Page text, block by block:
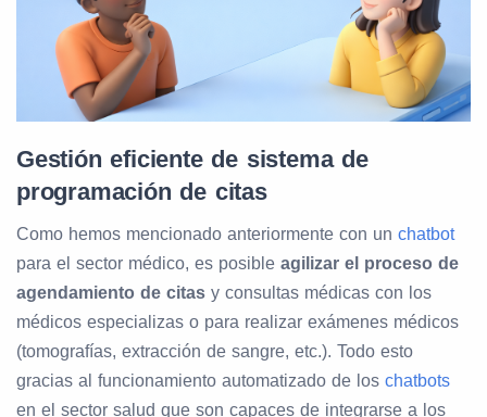
Gestión eficiente de sistema de
programación de citas
Como hemos mencionado anteriormente con un chatbot
para el sector médico, es posible agilizar el proceso de
agendamiento de citas y consultas médicas con los
médicos especializas o para realizar exámenes médicos
(tomografías, extracción de sangre, etc.). Todo esto
gracias al funcionamiento automatizado de los chatbots
en el sector salud que son capaces de integrarse a los